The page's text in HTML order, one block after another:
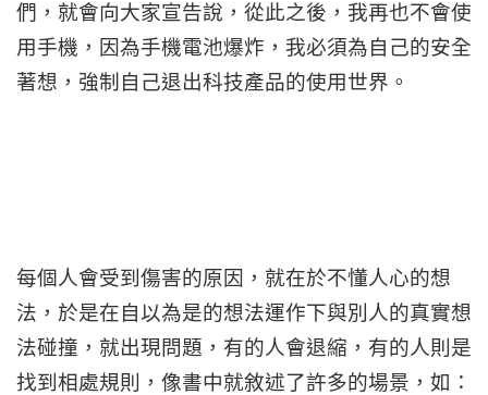
們，就會向大家宣告說，從此之後，我再也不會使
用手機，因為手機電池爆炸，我必須為自己的安全
著想，強制自己退出科技產品的使用世界。
每個人會受到傷害的原因，就在於不懂人心的想
法，於是在自以為是的想法運作下與別人的真實想
法碰撞，就出現問題，有的人會退縮，有的人則是
找到相處規則，像書中就敘述了許多的場景，如：